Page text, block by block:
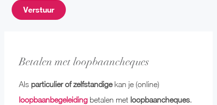
Betalen met loopbaancheques
Als particulier of zelfstandigekan je (online)
loopbaanbegeleiding betalen met loopbaancheques.